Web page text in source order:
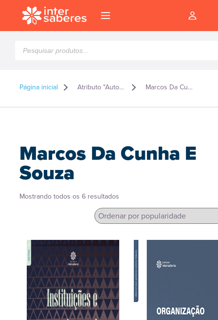
produtos
Página inicial Atributo "Autor" de produto Marcos Da Cunha E Souza
Marcos Da Cunha E
Souza
Mostrando todos os 6 resultados
popularidade